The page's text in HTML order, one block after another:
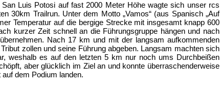
Luis Potosi auf fast 2000 Meter Höhe wagte sich unser rcs
30km Trailrun. Unter dem Motto „Vamos“ (aus Spanisch „Auf
Temperatur auf die bergige Strecke mit insgesamt knapp 600
kurzer Zeit schnell an die Führungsgruppe hängen und nach
Nach 17 km und mit der langsam aufkommenden
zollen und seine Führung abgeben. Langsam machten sich
weshalb es auf den letzten 5 km nur noch ums Durchbeißen
aber glücklich im Ziel an und konnte überraschenderweise
dem Podium landen.